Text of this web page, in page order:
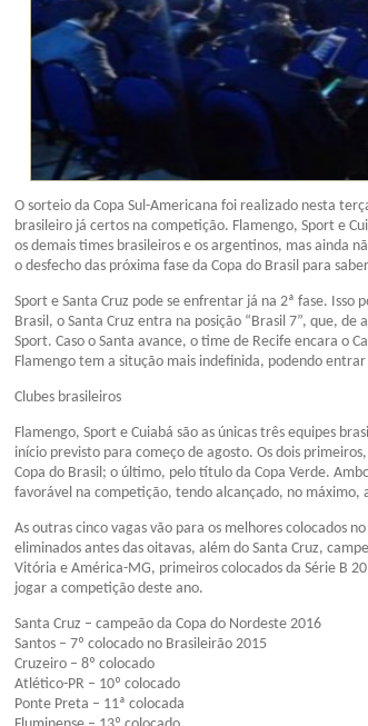
O sorteio da Copa Sul-Americana foi realizado nesta
brasileiro já certos na competição. Flamengo, Sport e
os demais times brasileiros e os argentinos, mas ainda
o desfecho das próxima fase da Copa do Brasil para
Sport e Santa Cruz pode se enfrentar já na 2ª fase. Isso
Brasil, o Santa Cruz entra na posição “Brasil 7”, que,
Sport. Caso o Santa avance, o time de Recife encara o
Flamengo tem a situção mais indefinida, podendo
Clubes brasileiros
Flamengo, Sport e Cuiabá são as únicas três equipes
início previsto para começo de agosto. Os dois
Copa do Brasil; o último, pelo título da Copa Verde.
favorável na competição, tendo alcançado, no máximo,
As outras cinco vagas vão para os melhores colocados
eliminados antes das oitavas, além do Santa Cruz,
Vitória e América-MG, primeiros colocados da Série B
jogar a competição deste ano.
Santa Cruz – campeão da Copa do Nordeste 2016
Santos – 7º colocado no Brasileirão 2015
Cruzeiro – 8º colocado
Atlético-PR – 10º colocado
Ponte Preta – 11ª colocada